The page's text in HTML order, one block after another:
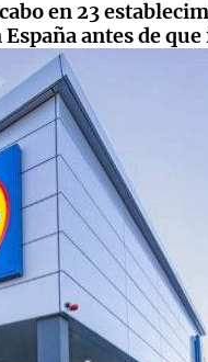
en 23
antes de